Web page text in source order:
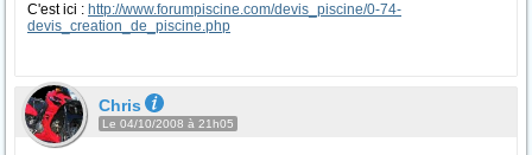
C'est ici : http://www.forumpiscine.com/devis_piscine/0-74-
devis_creation_de_piscine.php
Chris
Le 04/10/2008 à 21h05